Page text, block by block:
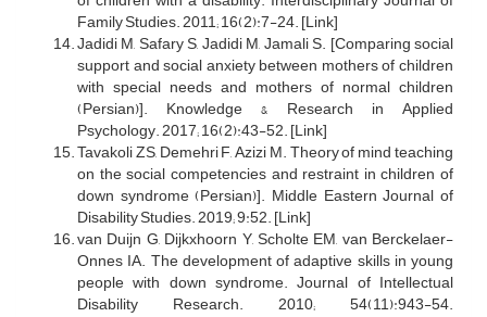
Family Studies. 2011; 16(2):7-24. [Link]
Jadidi M, Safary S, Jadidi M, Jamali S. [Comparing social
support and social anxiety between mothers of children
with special needs and mothers of normal children
(Persian)]. Knowledge & Research in Applied
Psychology. 2017; 16(2):43-52. [Link]
Tavakoli ZS, Demehri F, Azizi M. Theory of mind teaching
on the social competencies and restraint in children of
down syndrome (Persian)]. Middle Eastern Journal of
Disability Studies. 2019; 9:52. [Link]
van Duijn G, Dijkxhoorn Y, Scholte EM, van Berckelaer-
Onnes IA. The development of adaptive skills in young
people with down syndrome. Journal of Intellectual
Disability Research. 2010; 54(11):943-54.